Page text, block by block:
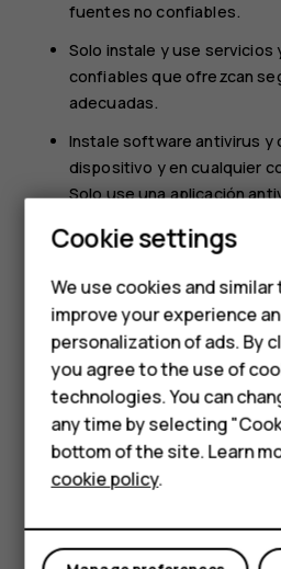
Smartphones
Feature
Phones for
Accessories
HMD Terra M
For business
Tablets
fuentes no confiables.
Solo instale y use
confiables que ofrezcan
adecuadas.
Instale software antivirus y
dispositivo y en cualquier
Solo use una aplicación
funcionamiento del
Si accede a los favoritos
sitios de Internet de
precauciones adecuadas.
asume responsabilidad
¿Te ha parecido útil?
Cookie settings
We use cookies and
improve your experience
personalization of ads. By
you agree to the use of
technologies. You can
any time by selecting
bottom of the site. Learn
cookie policy.